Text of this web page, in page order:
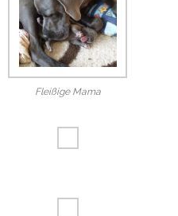
Fleißige Mama